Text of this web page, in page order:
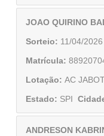
JOAO QUIRINO
Sorteio: 11/04/2026
Matrícula:
Lotação: AC
Estado: SPI
ANDRESON